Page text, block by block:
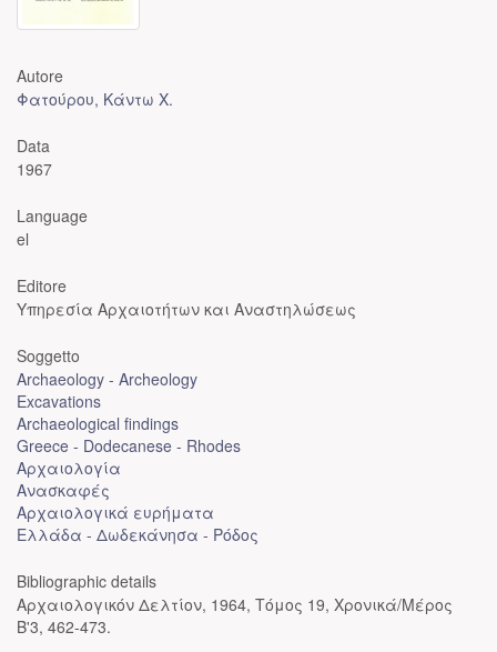
Autore
Φατούρου, Κάντω Χ.
Data
1967
Language
el
Editore
Υπηρεσία Αρχαιοτήτων και Αναστηλώσεως
Soggetto
Archaeology - Archeology
Excavations
Archaeological findings
Greece - Dodecanese - Rhodes
Αρχαιολογία
Ανασκαφές
Αρχαιολογικά ευρήματα
Ελλάδα - Δωδεκάνησα - Ρόδος
Bibliographic details
Αρχαιολογικόν Δελτίον, 1964, Τόμος 19, Χρονικά/Μέρος
Β'3, 462-473.